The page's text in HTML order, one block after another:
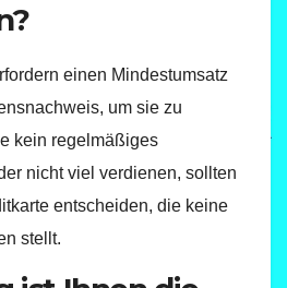
einen Mindestumsatz
um sie zu
kein regelmäßiges
nicht viel verdienen, sollten
entscheiden, die keine
stellt.